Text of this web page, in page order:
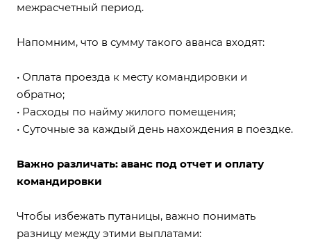
межрасчетный период.
Напомним, что в сумму такого аванса входят:
• Оплата проезда к месту командировки и
обратно;
• Расходы по найму жилого помещения;
• Суточные за каждый день нахождения в поездке.
Важно различать: аванс под отчет и оплату
командировки
Чтобы избежать путаницы, важно понимать
разницу между этими выплатами: